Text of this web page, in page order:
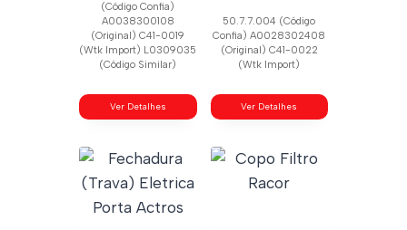
(Código Confia)
A0038300108
(Original) C41-0019
(Wtk Import) L0309035
(Código Similar)
Ver Detalhes
50.7.7.004 (Código
Confia) A0028302408
(Original) C41-0022
(Wtk Import)
Ver Detalhes